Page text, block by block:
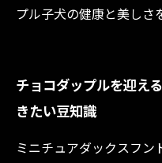
プル子犬の健康と美しさ
チョコダップルを迎え
きたい豆知識
ミニチュアダックスフン